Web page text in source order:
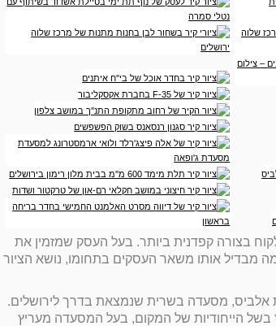
בצורה קפדנית ביותר. בעל העסק שמזמין את
מבדיל אותו משאר העסקים בתחומו, נושא הציור
אלביס, מסעדה בשרית שנמצאת בדרך לירושלים.
הייחודיות של המקום, בעל המסעדה מעריץ